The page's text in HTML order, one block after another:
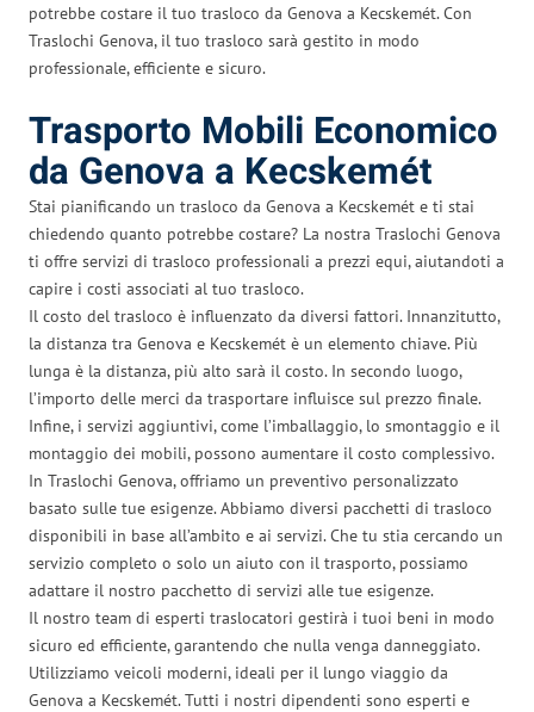
potrebbe costare il tuo trasloco da Genova a Kecskemét. Con
Traslochi Genova, il tuo trasloco sarà gestito in modo
professionale, efficiente e sicuro.
Trasporto Mobili Economico
da Genova a Kecskemét
Stai pianificando un trasloco da Genova a Kecskemét e ti stai
chiedendo quanto potrebbe costare? La nostra Traslochi Genova
ti offre servizi di trasloco professionali a prezzi equi, aiutandoti a
capire i costi associati al tuo trasloco.
Il costo del trasloco è influenzato da diversi fattori. Innanzitutto,
la distanza tra Genova e Kecskemét è un elemento chiave. Più
lunga è la distanza, più alto sarà il costo. In secondo luogo,
l’importo delle merci da trasportare influisce sul prezzo finale.
Infine, i servizi aggiuntivi, come l’imballaggio, lo smontaggio e il
montaggio dei mobili, possono aumentare il costo complessivo.
In Traslochi Genova, offriamo un preventivo personalizzato
basato sulle tue esigenze. Abbiamo diversi pacchetti di trasloco
disponibili in base all’ambito e ai servizi. Che tu stia cercando un
servizio completo o solo un aiuto con il trasporto, possiamo
adattare il nostro pacchetto di servizi alle tue esigenze.
Il nostro team di esperti traslocatori gestirà i tuoi beni in modo
sicuro ed efficiente, garantendo che nulla venga danneggiato.
Utilizziamo veicoli moderni, ideali per il lungo viaggio da
Genova a Kecskemét. Tutti i nostri dipendenti sono esperti e